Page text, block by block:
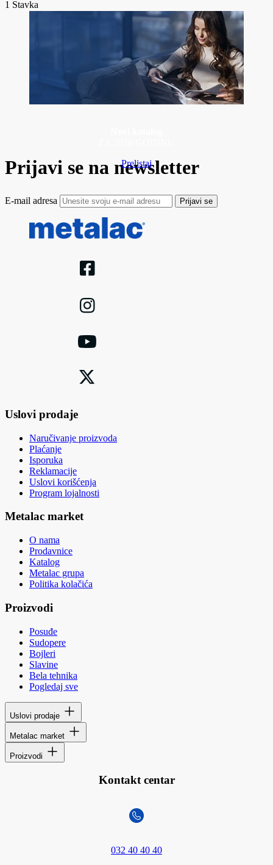
1 Stavka
Prelistaj
Prijavi se na newsletter
E-mail adresa Prijavi se
Uslovi prodaje
Naručivanje proizvoda
Plaćanje
Isporuka
Reklamacije
Uslovi korišćenja
Program lojalnosti
Metalac market
O nama
Prodavnice
Katalog
Metalac grupa
Politika kolačića
Proizvodi
Posuđe
Sudopere
Bojleri
Slavine
Bela tehnika
Pogledaj sve
Uslovi prodaje
Metalac market
Proizvodi
Kontakt centar
032 40 40 40